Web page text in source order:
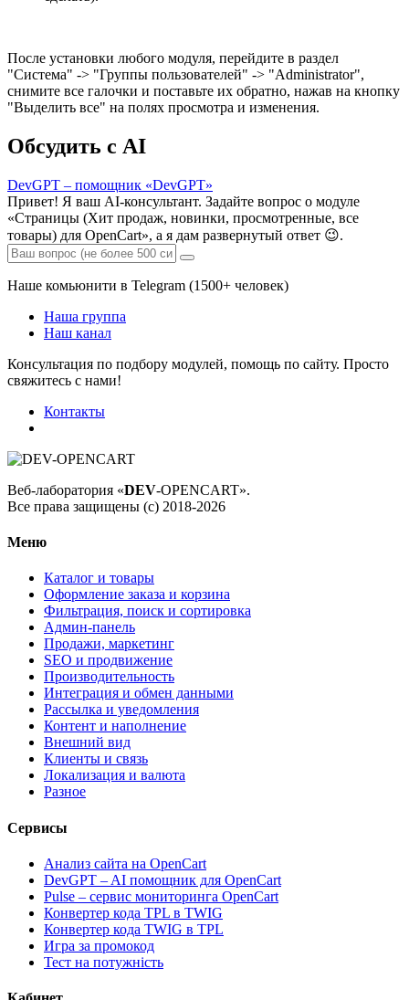
После установки любого модуля, перейдите в раздел
"Система" -> "Группы пользователей" -> "Administrator",
снимите все галочки и поставьте их обратно, нажав на кнопку
"Выделить все" на полях просмотра и изменения.
Обсудить с AI
DevGPT – помощник «DevGPT»
Привет! Я ваш AI-консультант. Задайте вопрос о модуле
«Страницы (Хит продаж, новинки, просмотренные, все
товары) для OpenCart», а я дам развернутый ответ 😉.
Наше комьюнити в Telegram (1500+ человек)
Наша группа
Наш канал
Консультация по подбору модулей, помощь по сайту. Просто
свяжитесь с нами!
Контакты
Веб-лаборатория «DEV-OPENCART».
Все права защищены (с) 2018-2026
Меню
Каталог и товары
Оформление заказа и корзина
Фильтрация, поиск и сортировка
Админ-панель
Продажи, маркетинг
SEO и продвижение
Производительность
Интеграция и обмен данными
Рассылка и уведомления
Контент и наполнение
Внешний вид
Клиенты и связь
Локализация и валюта
Разное
Сервисы
Анализ сайта на OpenCart
DevGPT – AI помощник для OpenCart
Pulse – сервис мониторинга OpenCart
Конвертер кода TPL в TWIG
Конвертер кода TWIG в TPL
Игра за промокод
Тест на потужність